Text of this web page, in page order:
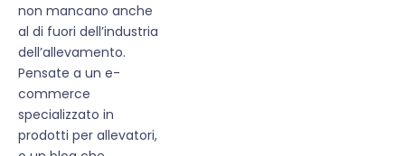
non mancano anche
al di fuori dell’industria
dell’allevamento.
Pensate a un e-
commerce
specializzato in
prodotti per allevatori,